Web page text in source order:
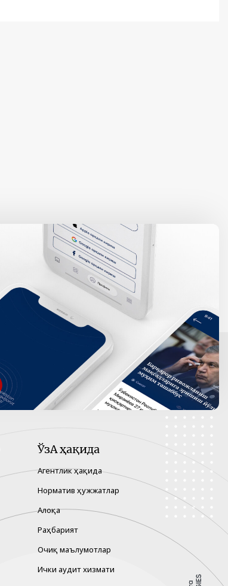
ЎзА ҳақида
Агентлик ҳақида
Норматив ҳужжатлар
Алоқа
Раҳбарият
Очиқ маълумотлар
Ички аудит хизмати